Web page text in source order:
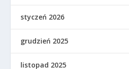
styczeń 2026
grudzień 2025
listopad 2025